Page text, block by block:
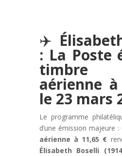
Timbre français 2026
Christophe |Avr 25, 2026
France
Histoire ,Homme
Poste Aérienne
✈️
: La Poste
timbre
aérienne
le 23 mars
Le programme
d’une émission majeure :
aérienne à 11,65 €
Élisabeth Boselli